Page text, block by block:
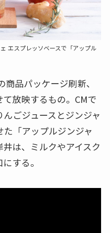
エスプレッソベースで「アップル
品パッケージ刷新、
放映するもの。CMで
ごジュースとジンジャ
「アップルジンジャ
は、ミルクやアイスク
する。